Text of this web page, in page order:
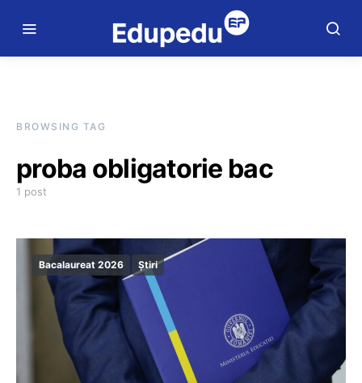
BROWSING TAG
proba obligatorie bac
1 post
Bacalaureat 2026 Știri